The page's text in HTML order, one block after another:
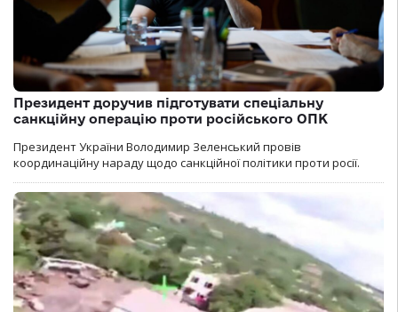
Президент доручив підготувати спеціальну
санкційну операцію проти російського ОПК
Президент України Володимир Зеленський провів
координаційну нараду щодо санкційної політики проти росії.